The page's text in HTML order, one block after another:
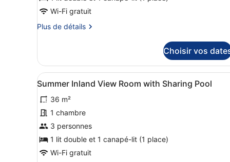
Suite,
vue
mer
Pool)
Wi-Fi gratuit
Plus de détails
Plus
le
type
de
Suite,
vue
mer
(Sharing
Pool)
Choisir vos
Afficher
toutes
les
photos
pour
ce
type
Summer Inland View
5
Summer Inland View Room with Sharing Pool
36 m²
1 chambre
3 personnes
1 lit double et 1 canapé-lit (1 place)
Wi-Fi gratuit